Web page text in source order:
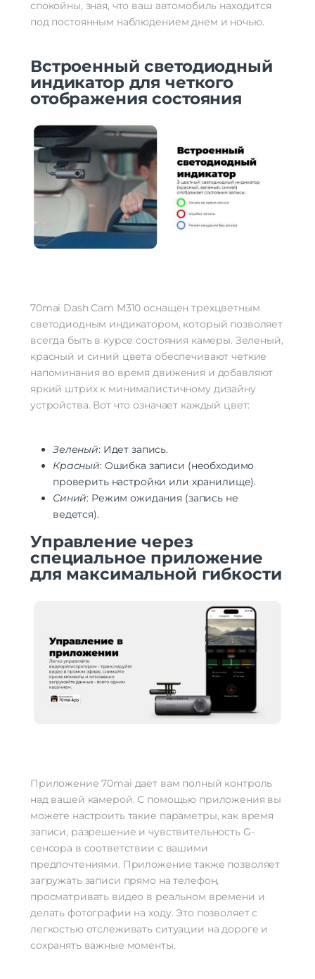
спокойны, зная, что ваш автомобиль находится
под постоянным наблюдением днем и ночью.
Встроенный светодиодный
индикатор для четкого
отображения состояния
70mai Dash Cam M310 оснащен трехцветным
светодиодным индикатором, который позволяет
всегда быть в курсе состояния камеры. Зеленый,
красный и синий цвета обеспечивают четкие
напоминания во время движения и добавляют
яркий штрих к минималистичному дизайну
устройства. Вот что означает каждый цвет:
Зеленый: Идет запись.
Красный: Ошибка записи (необходимо
проверить настройки или хранилище).
Синий: Режим ожидания (запись не
ведется).
Управление через
специальное приложение
для максимальной гибкости
Приложение 70mai дает вам полный контроль
над вашей камерой. С помощью приложения вы
можете настроить такие параметры, как время
записи, разрешение и чувствительность G-
сенсора в соответствии с вашими
предпочтениями. Приложение также позволяет
загружать записи прямо на телефон,
просматривать видео в реальном времени и
делать фотографии на ходу. Это позволяет с
легкостью отслеживать ситуации на дороге и
сохранять важные моменты.